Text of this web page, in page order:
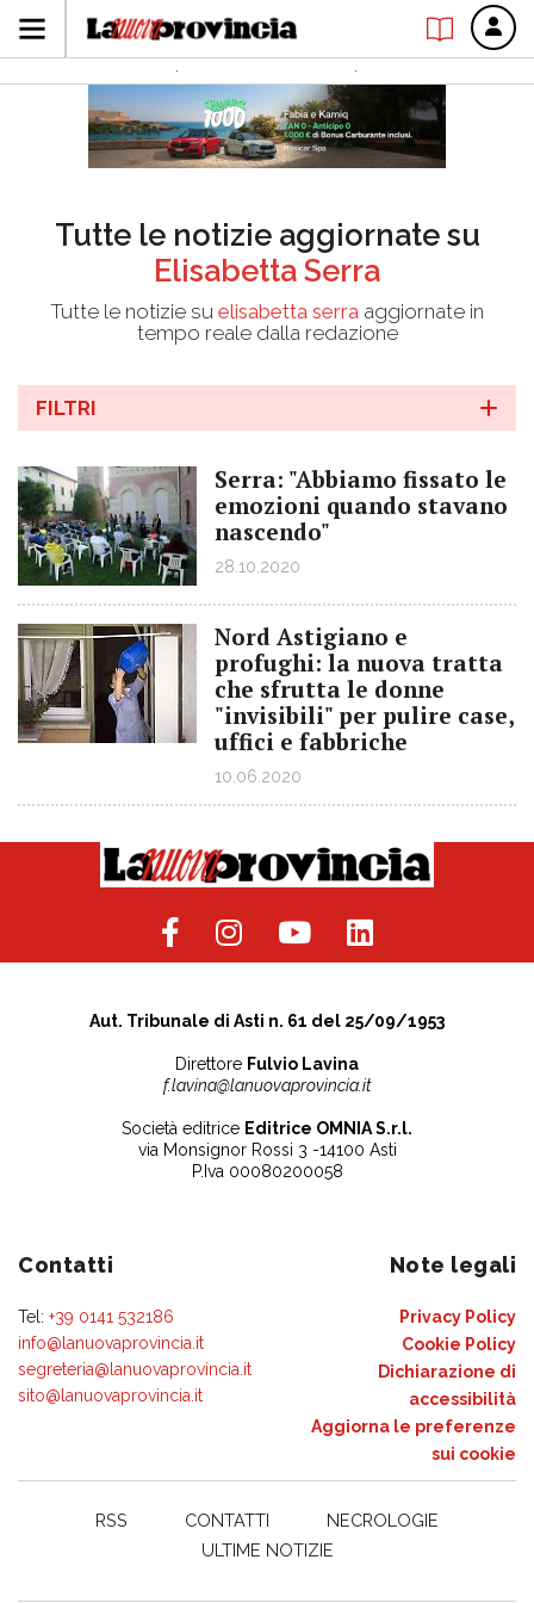
Tutte le notizie aggiornate su
Elisabetta Serra
Tutte le notizie su elisabetta serra aggiornate in
tempo reale dalla redazione
FILTRI
Serra: "Abbiamo fissato le
emozioni quando stavano
nascendo"
28.10.2020
Nord Astigiano e
profughi: la nuova tratta
che sfrutta le donne
"invisibili" per pulire case,
uffici e fabbriche
10.06.2020
Aut. Tribunale di Asti n. 61 del 25/09/1953
Direttore Fulvio Lavina
f.lavina@lanuovaprovincia.it
Società editrice Editrice OMNIA S.r.l.
via Monsignor Rossi 3 -14100 Asti
P.Iva 00080200058
Contatti
Tel: +39 0141 532186
info@lanuovaprovincia.it
segreteria@lanuovaprovincia.it
sito@lanuovaprovincia.it
Note legali
Privacy Policy
Cookie Policy
Dichiarazione di
accessibilità
Aggiorna le preferenze
sui cookie
RSS CONTATTI
NECROLOGIE
ULTIME NOTIZIE